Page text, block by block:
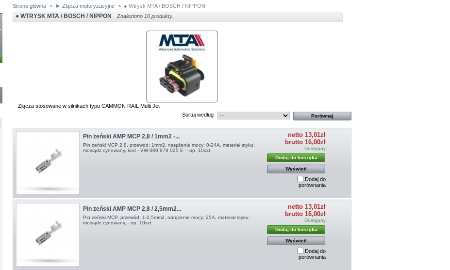
Strona główna > ► Złącza motoryzacyjne > ● Wtrysk MTA / BOSCH / NIPPON
● WTRYSK MTA / BOSCH / NIPPON Znaleziono 10 produkty.
Złącza stosowane w silnikach typu CAMMON RAIL Multi Jet
Sortuj według
Pin żeński AMP MCP 2,8 / 1mm2 -...
Pin żeński MCP 2.8, przewód: 1mm2, natężenie mocy: 0-24A, materiał styku:
mosiądz cynowany, kod - VW 000 979 025 E - op. 10szt.
netto 13,01zł
brutto 16,00zł
Dostępny
Dodaj do koszyka
Wyświetl
Dodaj do
porównania
Pin żeński AMP MCP 2,8 / 2,5mm2...
Pin żeński MCP, przewód: 1-2,5mm2, natężenie mocy: 25A, materiał styku:
mosiądz cynowany, - op. 10szt.
netto 13,01zł
brutto 16,00zł
Dostępny
Dodaj do koszyka
Wyświetl
Dodaj do
porównania